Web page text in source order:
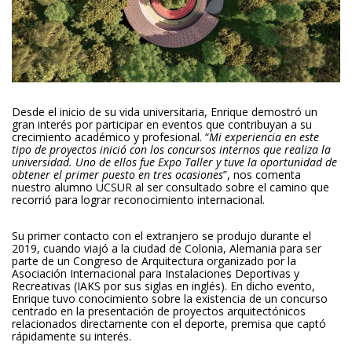
Desde el inicio de su vida universitaria, Enrique demostró un
gran interés por participar en eventos que contribuyan a su
crecimiento académico y profesional. “Mi experiencia en este
tipo de proyectos inició con los concursos internos que realiza la
universidad. Uno de ellos fue Expo Taller y tuve la oportunidad de
obtener el primer puesto en tres ocasiones”, nos comenta
nuestro alumno UCSUR al ser consultado sobre el camino que
recorrió para lograr reconocimiento internacional.
Su primer contacto con el extranjero se produjo durante el
2019, cuando viajó a la ciudad de Colonia, Alemania para ser
parte de un Congreso de Arquitectura organizado por la
Asociación Internacional para Instalaciones Deportivas y
Recreativas (IAKS por sus siglas en inglés). En dicho evento,
Enrique tuvo conocimiento sobre la existencia de un concurso
centrado en la presentación de proyectos arquitectónicos
relacionados directamente con el deporte, premisa que captó
rápidamente su interés.